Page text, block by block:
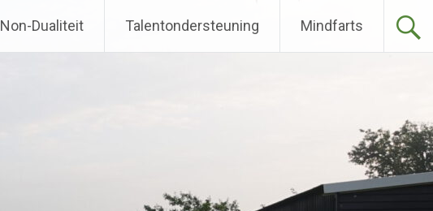
Non-Dualiteit Talentondersteuning Mindfarts